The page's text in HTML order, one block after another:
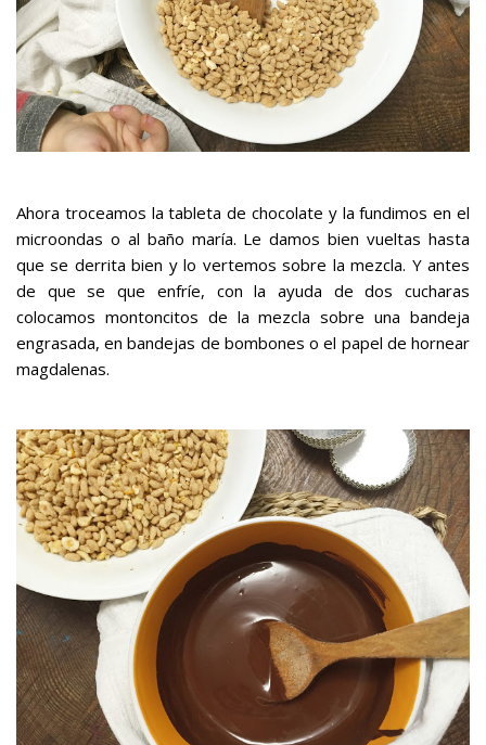
Ahora troceamos la tableta de chocolate y la fundimos en el
microondas o al baño maría. Le damos bien vueltas hasta
que se derrita bien y lo vertemos sobre la mezcla. Y antes
de que se que enfríe, con la ayuda de dos cucharas
colocamos montoncitos de la mezcla sobre una bandeja
engrasada, en bandejas de bombones o el papel de hornear
magdalenas.